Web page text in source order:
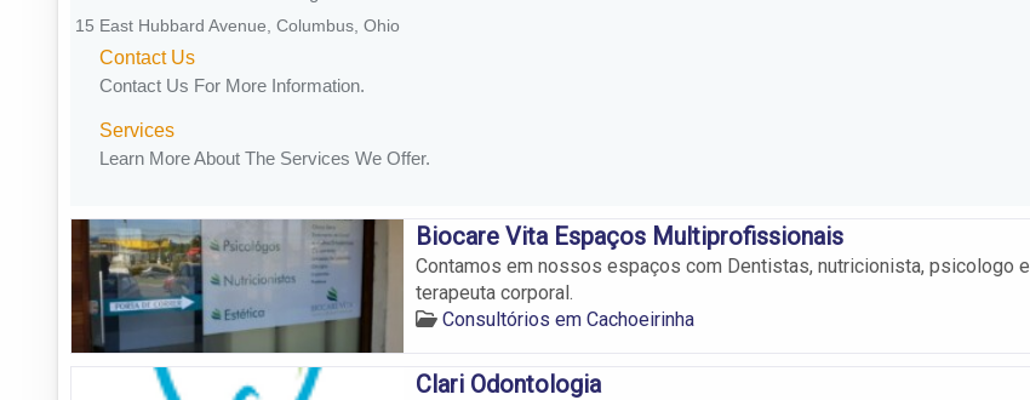
Biocare Vita Espaços Multiprofissionais
Contamos em nossos espaços com Dentistas, nutricionista, psicologo e
terapeuta corporal.
Consultórios em Cachoeirinha
Clari Odontologia